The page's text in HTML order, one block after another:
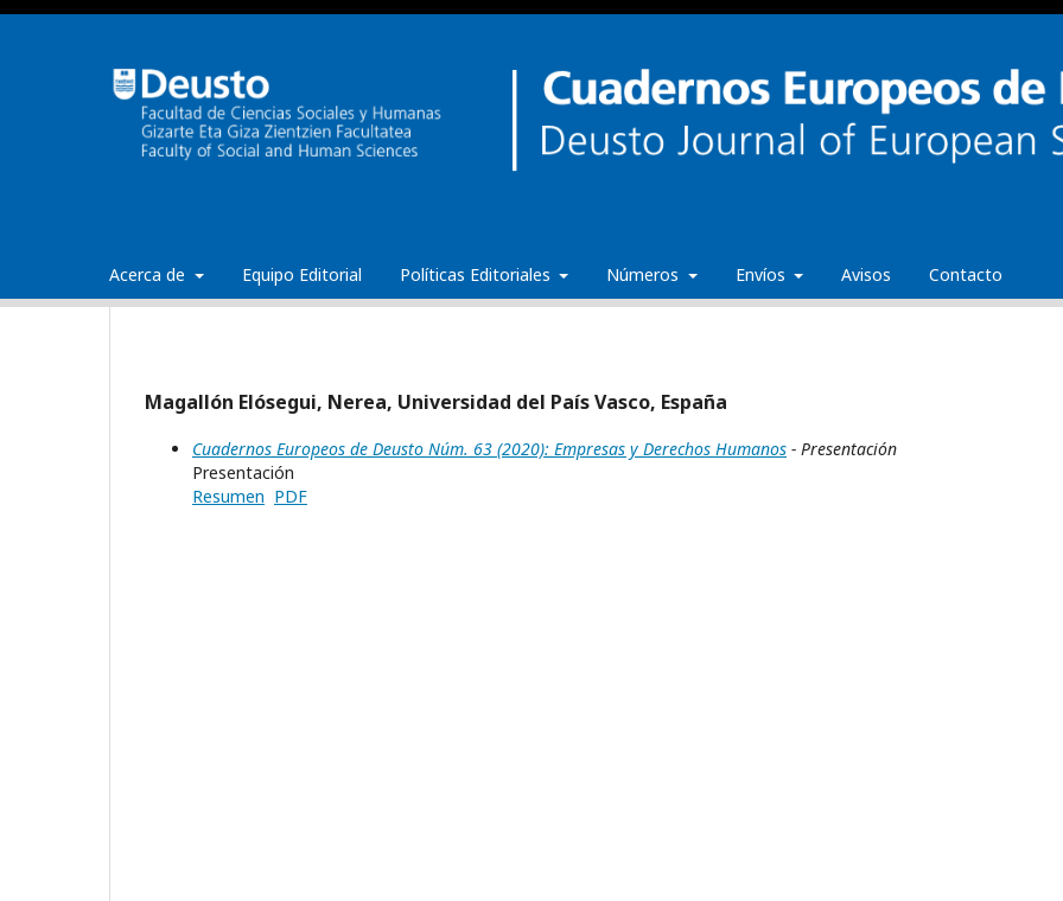
Acerca de Equipo Editorial Políticas Editoriales Números Envíos Avisos Contacto
Magallón Elósegui, Nerea, Universidad del País Vasco, España
Cuadernos Europeos de Deusto Núm. 63 (2020): Empresas y Derechos Humanos - Presentación
Presentación
Resumen PDF